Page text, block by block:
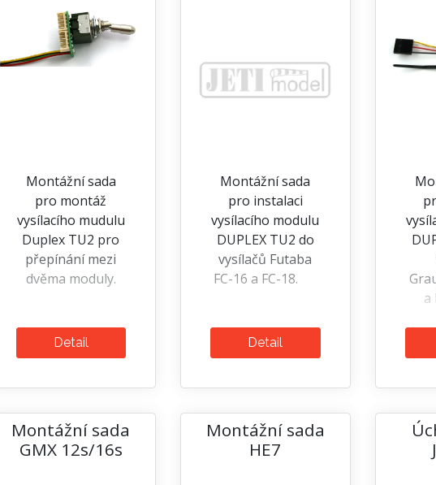
Montážní sada
pro montáž
vysílacího mudulu
Duplex TU2 pro
přepínání mezi
dvěma moduly.
Detail
Montážní sada
pro instalaci
vysílacího modulu
DUPLEX TU2 do
vysílačů Futaba
FC-16 a FC-18.
Detail
Montážní sada
GMX 12s/16s
Montážní sada
HE7